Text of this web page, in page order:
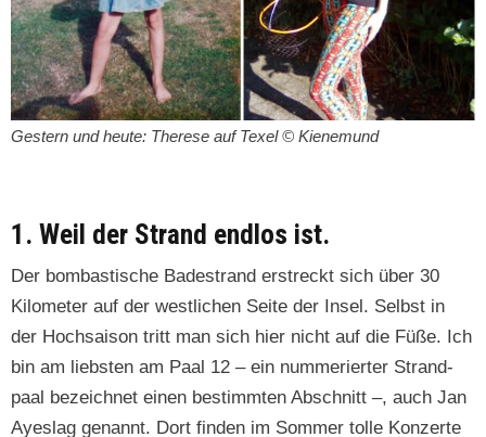
Gestern und heute: Therese auf Tex­el © Kienemund
1. Weil der Strand endlos ist.
Der bom­bastis­che Bade­strand erstreckt sich über 30
Kilo­me­ter auf der west­lichen Seite der Insel. Selb­st in
der Hoch­sai­son tritt man sich hier nicht auf die Füße. Ich
bin am lieb­sten am Paal 12 – ein num­meriert­er Strand­
paal beze­ich­net einen bes­timmten Abschnitt –, auch Jan
Ayeslag genan­nt. Dort find­en im Som­mer tolle Konz­erte